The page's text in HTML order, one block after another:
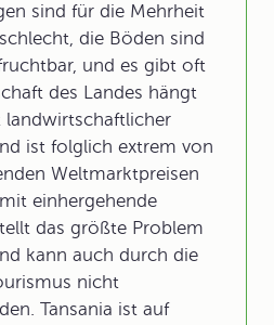
sind für die Mehrheit
die Böden sind
und es gibt oft
des Landes hängt
landwirtschaftlicher
ist folglich extrem von
Weltmarktpreisen
einhergehende
das größte Problem
kann auch durch die
nicht
Tansania ist auf